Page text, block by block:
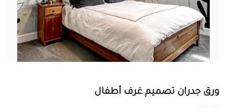
ورق جدران تصميم غرف أطفال